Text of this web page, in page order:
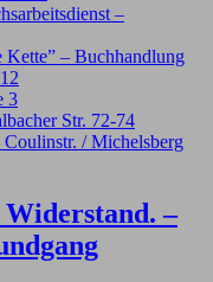
–
Kette” – Buchhandlung
3
Str. 72-74
/ Michelsberg
–